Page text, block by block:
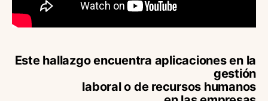
Este hallazgo encuentra aplicaciones en la
gestión
laboral o de recursos humanos